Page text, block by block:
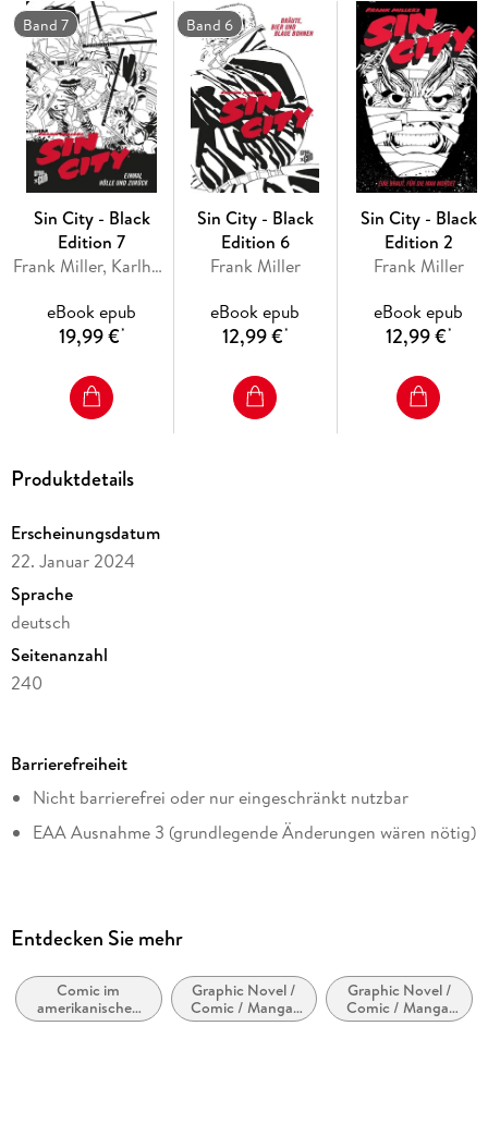
allerdings eine Abwärtsspirale, die seinen Ruf und sein
Privatleben zunichtemachen wird. Nur die Briefe eines
kleinen Mädchens geben ihm die Kraft, durchzuhalten.
Doch weder Hartigan noch Nancy ahnen, dass am Ende
dieser Abwärtsspirale schon jemand auf sie wartet: ein feiger
Bastard.
Die SIN CITY - BLACK EDITION von Frank Miller: Tödliche
Gewandung.
Band 7
Sin City - Black
Edition 7
Frank Miller, Karlheinz Borchert
eBook epub
19,99 €*
Band 6
Sin City - Black
Edition 6
Frank Miller
eBook epub
12,99 €*
Sin City - Black
Edition 2
Frank Miller
eBook epub
12,99 €*
Produktdetails
Erscheinungsdatum
22. Januar 2024
Sprache
deutsch
Seitenanzahl
240
Altersempfehlung
ab 16 Jahre
Reihe
Frank Miller
Karlheinz Borchert
Verlag/Hersteller
Barrierefreiheit
Nicht barrierefrei oder nur eingeschränkt nutzbar
EAA Ausnahme 3 (grundlegende Änderungen wären nötig)
Entdecken Sie mehr
Comic im
amerikanischen
Stil bzw. Tradition
Graphic Novel /
Comic / Manga:
Inspiriert von
Graphic Novel /
Comic / Manga:
Krimi, Mystery